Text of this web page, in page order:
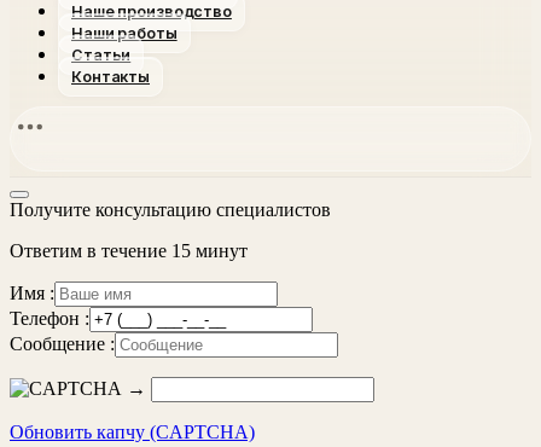
Наше производство
Наши работы
Статьи
Контакты
Получите консультацию специалистов
Ответим в течение 15 минут
Имя :
Телефон :
Сообщение :
→
Обновить капчу (CAPTCHA)